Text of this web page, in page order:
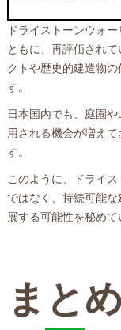
ドライストーンウォ
ともに、再評価され
クトや歴史的建造物
す。
日本国内でも、庭園
用される機会が増え
す。
このように、ドライ
ではなく、持続可能
展する可能性を秘めて
まとめ